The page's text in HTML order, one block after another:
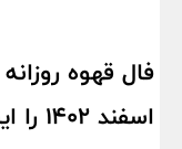
اسفند 1402 را اینجا بخوانید